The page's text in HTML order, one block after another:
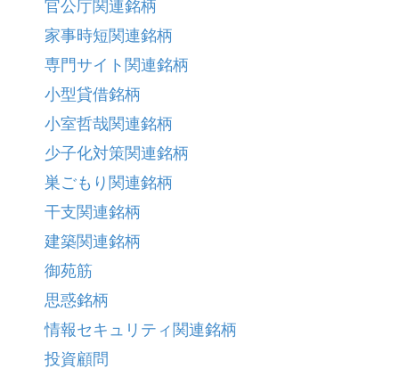
官公庁関連銘柄
家事時短関連銘柄
専門サイト関連銘柄
小型貸借銘柄
小室哲哉関連銘柄
少子化対策関連銘柄
巣ごもり関連銘柄
干支関連銘柄
建築関連銘柄
御苑筋
思惑銘柄
情報セキュリティ関連銘柄
投資顧問